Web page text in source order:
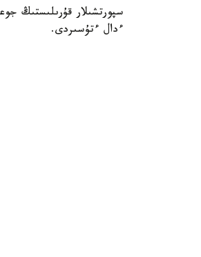
ءدال ءتۇسىردى.